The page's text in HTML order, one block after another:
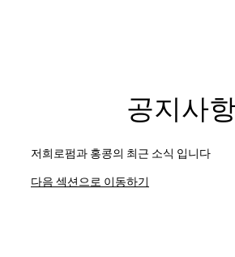
공지사
저희로펌과 홍콩의 최근 소식 입니다
다음 섹션으로 이동하기